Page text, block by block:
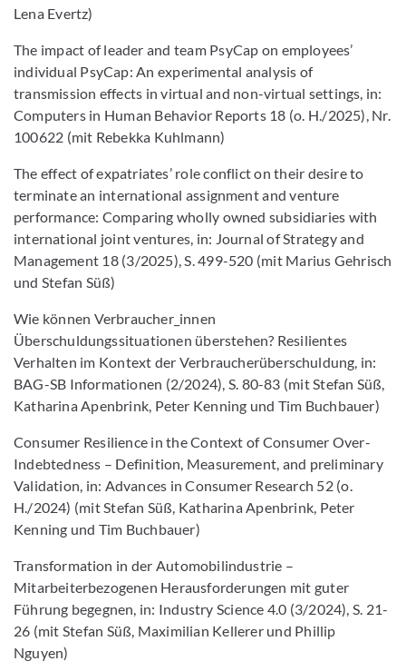
Lena Evertz)
The impact of leader and team PsyCap on employees’
individual PsyCap: An experimental analysis of
transmission effects in virtual and non-virtual settings, in:
Computers in Human Behavior Reports 18 (o. H./2025), Nr.
100622 (mit Rebekka Kuhlmann)
The effect of expatriates’ role conflict on their desire to
terminate an international assignment and venture
performance: Comparing wholly owned subsidiaries with
international joint ventures, in: Journal of Strategy and
Management 18 (3/2025), S. 499-520 (mit Marius Gehrisch
und Stefan Süß)
Wie können Verbraucher_innen
Überschuldungssituationen überstehen? Resilientes
Verhalten im Kontext der Verbraucherüberschuldung, in:
BAG-SB Informationen (2/2024), S. 80-83 (mit Stefan Süß,
Katharina Apenbrink, Peter Kenning und Tim Buchbauer)
Consumer Resilience in the Context of Consumer Over-
Indebtedness – Definition, Measurement, and preliminary
Validation, in: Advances in Consumer Research 52 (o.
H./2024) (mit Stefan Süß, Katharina Apenbrink, Peter
Kenning und Tim Buchbauer)
Transformation in der Automobilindustrie –
Mitarbeiterbezogenen Herausforderungen mit guter
Führung begegnen, in: Industry Science 4.0 (3/2024), S. 21-
26 (mit Stefan Süß, Maximilian Kellerer und Phillip
Nguyen)